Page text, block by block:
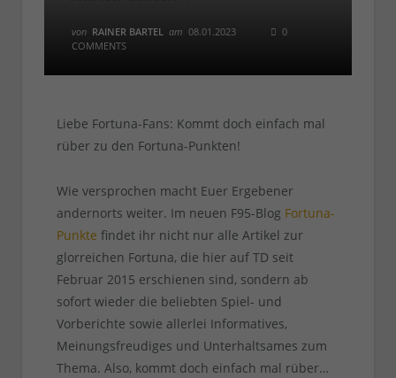
von RAINER BARTEL am 08.01.2023
0
COMMENTS
Liebe Fortuna-Fans: Kommt doch einfach mal
rüber zu den Fortuna-Punkten!
Wie versprochen macht Euer Ergebener
andernorts weiter. Im neuen F95-Blog Fortuna-
Punkte findet ihr nicht nur alle Artikel zur
glorreichen Fortuna, die hier auf TD seit
Februar 2015 erschienen sind, sondern ab
sofort wieder die beliebten Spiel- und
Vorberichte sowie allerlei Informatives,
Meinungsfreudiges und Unterhaltsames zum
Thema. Also, kommt doch einfach mal rüber…